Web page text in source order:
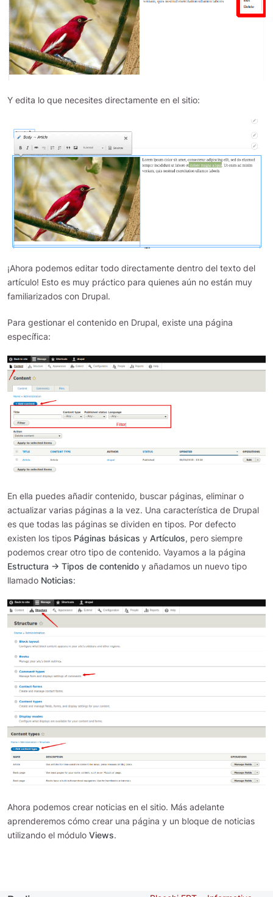
Y edita lo que necesites directamente en el sitio:
¡Ahora podemos editar todo directamente dentro del texto del
artículo! Esto es muy práctico para quienes aún no están muy
familiarizados con Drupal.
Para gestionar el contenido en Drupal, existe una página
específica:
En ella puedes añadir contenido, buscar páginas, eliminar o
actualizar varias páginas a la vez. Una característica de Drupal
es que todas las páginas se dividen en tipos. Por defecto
existen los tipos Páginas básicas y Artículos, pero siempre
podemos crear otro tipo de contenido. Vayamos a la página
Estructura → Tipos de contenido y añadamos un nuevo tipo
llamado Noticias:
Ahora podemos crear noticias en el sitio. Más adelante
aprenderemos cómo crear una página y un bloque de noticias
utilizando el módulo Views.